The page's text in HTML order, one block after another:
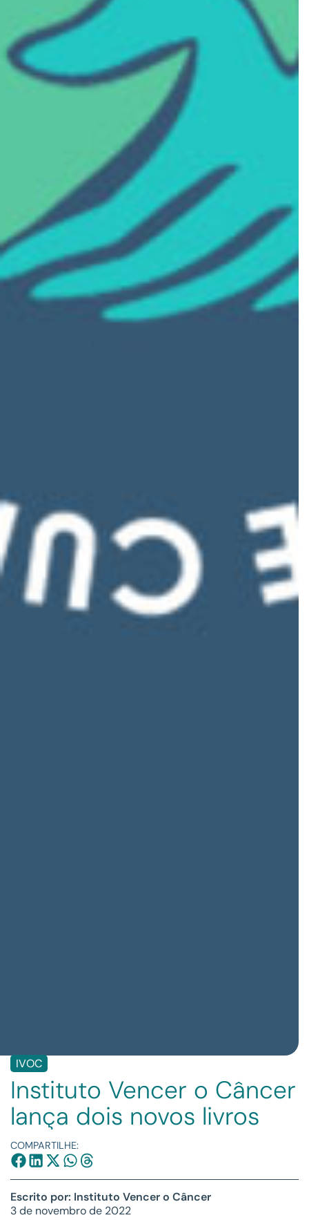
IVOC
Instituto Vencer o Câncer
lança dois novos livros
COMPARTILHE:
Escrito por: Instituto Vencer o Câncer
3 de novembro de 2022